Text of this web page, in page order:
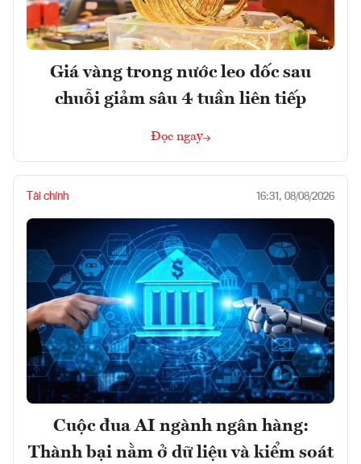
Giá vàng trong nước leo dốc sau
chuỗi giảm sâu 4 tuần liên tiếp
Đọc ngay
Tài chính 16:31, 08/08/2026
Cuộc đua AI ngành ngân hàng:
Thành bại nằm ở dữ liệu và kiểm soát